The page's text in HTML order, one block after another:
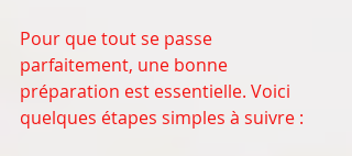
Pour que tout se passe
parfaitement, une bonne
préparation est essentielle. Voici
quelques étapes simples à suivre :